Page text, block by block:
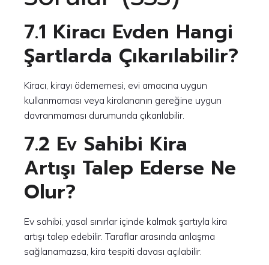
7.1 Kiracı Evden Hangi
Şartlarda Çıkarılabilir?
Kiracı, kirayı ödememesi, evi amacına uygun
kullanmaması veya kiralananın gereğine uygun
davranmaması durumunda çıkarılabilir.
7.2 Ev Sahibi Kira
Artışı Talep Ederse Ne
Olur?
Ev sahibi, yasal sınırlar içinde kalmak şartıyla kira
artışı talep edebilir. Taraflar arasında anlaşma
sağlanamazsa, kira tespiti davası açılabilir.